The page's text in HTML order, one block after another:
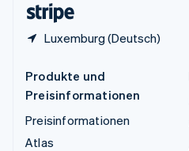
Luxemburg (Deutsch)
Produkte und
Preisinformationen
Preisinformationen
Atlas